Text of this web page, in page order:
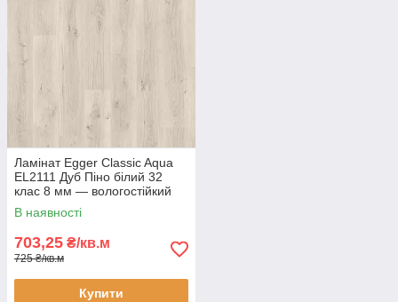
Ламінат Egger Classic Aqua
EL2111 Дуб Піно білий 32
клас 8 мм — вологостійкий
ламінат під білий дуб, фаска
4V
В наявності
703,25 ₴/кв.м
725 ₴/кв.м
Купити